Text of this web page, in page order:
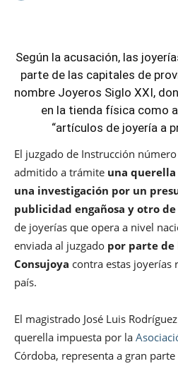
Según la acusación, las
parte de las capitales de
nombre Joyeros Siglo XXI,
en la tienda física como
“artículos de joyería a
El juzgado de Instrucción
admitido a trámite una
una investigación por un
publicidad engañosa y otro
de joyerías que opera a nivel
enviada al juzgado por parte de
Consujoya contra estas joyerías
país.
El magistrado José Luis
querella impuesta por la
Córdoba, representa a gran